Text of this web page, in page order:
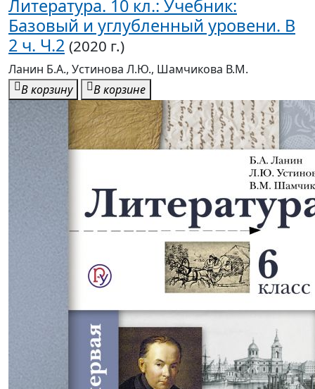
Литература. 10 кл.: Учебник:
Базовый и углубленный уровени. В
2 ч. Ч.2 (2020 г.)
Ланин Б.А., Устинова Л.Ю., Шамчикова В.М.
В корзину
В корзине